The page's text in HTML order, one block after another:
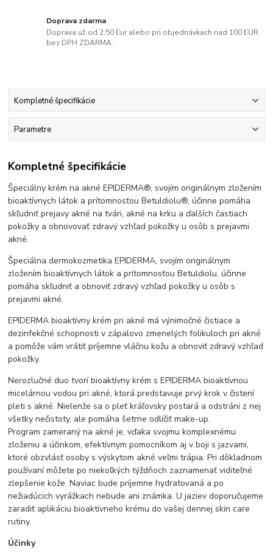
Doprava zdarma
Doprava už od 2,50 Eur alebo pri objednávkach nad 100 EUR
bez DPH ZDARMA.
Kompletné špecifikácie
Parametre
Kompletné špecifikácie
Špeciálny krém na akné EPIDERMA®, svojím originálnym zložením
bioaktívnych látok a prítomnosťou Betuldiolu®, účinne pomáha
skľudniť prejavy akné na tvári, akné na krku a ďalších častiach
pokožky a obnovovať zdravý vzhľad pokožky u osôb s prejavmi
akné.
Špeciálna dermokozmetika EPIDERMA, svojím originálnym
zložením bioaktívnych látok a prítomnosťou Betuldiolu, účinne
pomáha skľudniť a obnoviť zdravý vzhľad pokožky u osôb s
prejavmi akné.
EPIDERMA bioaktívny krém pri akné má výnimočné čistiace a
dezinfekčné schopnosti v zápalovo zmenelých folikuloch pri akné
a pomôže vám vrátiť príjemne vláčnu kožu a obnoviť zdravý vzhľad
pokožky.
Nerozlučné duo tvorí bioaktívny krém s EPIDERMA bioaktívnou
micelárnou vodou pri akné, ktorá predstavuje prvý krok v čistení
pleti s akné. Nielenže sa o pleť kráľovsky postará a odstráni z nej
všetky nečistoty, ale pomáha šetrne odlíčiť make-up.
Program zameraný na akné je, vďaka svojmu komplexnému
zloženiu a účinkom, efektívnym pomocníkom aj v boji s jazvami,
ktoré obzvlásť osoby s výskytom akné veľmi trápia. Pri dôkladnom
používaní môžete po niekoľkých týždňoch zaznamenať viditeľné
zlepšenie kože. Naviac bude príjemne hydratovaná a po
nežiadúcich vyrážkach nebude ani známka. U jaziev doporučujeme
zaradiť aplikáciu bioaktívneho krému do vašej dennej skin care
rutiny.
Účinky